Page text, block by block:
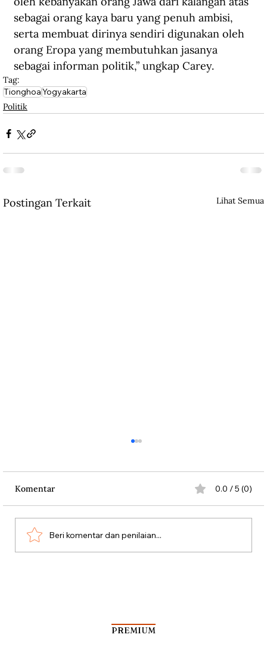
sebagai orang kaya baru yang penuh ambisi,
serta membuat dirinya sendiri digunakan oleh
orang Eropa yang membutuhkan jasanya
sebagai informan politik,” ungkap Carey.
Tag:
TionghoaYogyakarta
Politik
Postingan Terkait Lihat Semua
Komentar 0.0 / 5 (0)
Beri komentar dan penilaian...
PREMIUM